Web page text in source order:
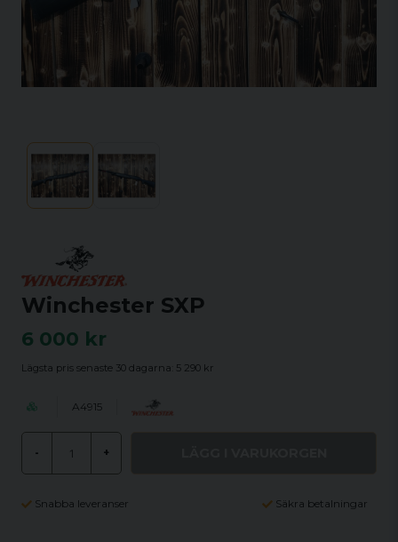
Winchester SXP
6 000 kr
Lägsta pris senaste 30 dagarna: 5 290 kr
A4915
- +
Snabba leveranser Säkra betalningar